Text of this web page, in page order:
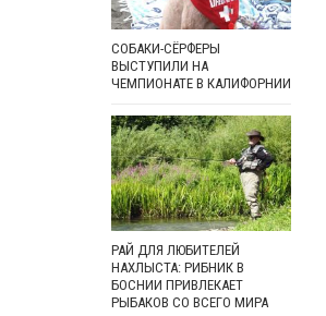
СОБАКИ-СЁРФЕРЫ
ВЫСТУПИЛИ НА
ЧЕМПИОНАТЕ В КАЛИФОРНИИ
РАЙ ДЛЯ ЛЮБИТЕЛЕЙ
НАХЛЫСТА: РИБНИК В
БОСНИИ ПРИВЛЕКАЕТ
РЫБАКОВ СО ВСЕГО МИРА